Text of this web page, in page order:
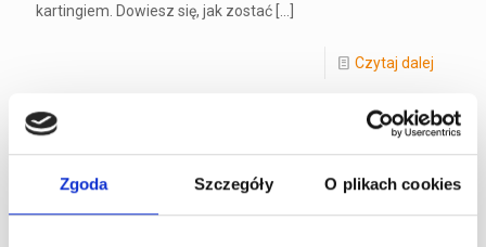
Zgoda Szczegóły O plikach cookies
kartingiem. Dowiesz się, jak zostać
Czytaj dalej
Jazdy dla dzieci od 5 r.ż. – gokart Puffo i
Junior! Kwiecień